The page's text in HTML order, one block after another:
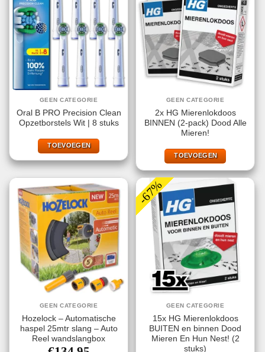
GEEN CATEGORIE
Oral B PRO Precision Clean
Opzetborstels Wit | 8 stuks
TOEVOEGEN
GEEN CATEGORIE
2x HG Mierenlokdoos
BINNEN (2-pack) Dood Alle
Mieren!
TOEVOEGEN
GEEN CATEGORIE
Hozelock – Automatische
haspel 25mtr slang – Auto
Reel wandslangbox
-67%
GEEN CATEGORIE
15x HG Mierenlokdoos
BUITEN en binnen Dood
Mieren En Hun Nest! (2
stuks)